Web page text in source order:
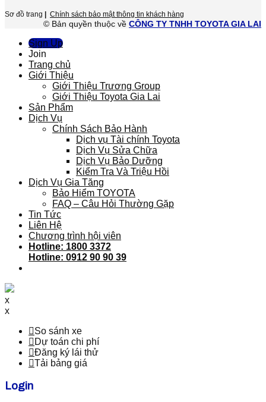
Sơ đồ trang Chính sách bảo mật thông tin khách hàng
© Bản quyền thuộc về CÔNG TY TNHH TOYOTA GIA LAI
Sign Up
Join
Trang chủ
Giới Thiệu
Giới Thiệu Trương Group
Giới Thiệu Toyota Gia Lai
Sản Phẩm
Dịch Vụ
Chính Sách Bảo Hành
Dịch vụ Tài chính Toyota
Dịch Vụ Sửa Chữa
Dịch Vụ Bảo Dưỡng
Kiểm Tra Và Triệu Hồi
Dịch Vụ Gia Tăng
Bảo Hiểm TOYOTA
FAQ – Câu Hỏi Thường Gặp
Tin Tức
Liên Hệ
Chương trình hội viên
Hotline: 1800 3372
Hotline: 0912 90 90 39
x
x
So sánh xe
Dự toán chi phí
Đăng ký lái thử
Tải bảng giá
Login